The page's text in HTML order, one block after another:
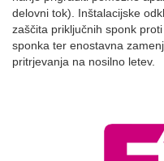
delovni tok). Inštalacijske
zaščita priključnih sponk
sponka ter enostavna
pritrjevanja na nosilno letev.